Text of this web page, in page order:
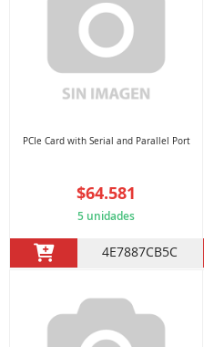
PCIe Card with Serial and Parallel Port
$64.581
5 unidades
4E7887CB5C